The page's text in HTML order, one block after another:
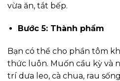
vừa ăn, tắt bếp.
Bước 5: Thành phẩm
Bạn có thể cho phần tôm
thức luôn. Muốn cầu kỳ và
trí dưa leo, cà chua, rau